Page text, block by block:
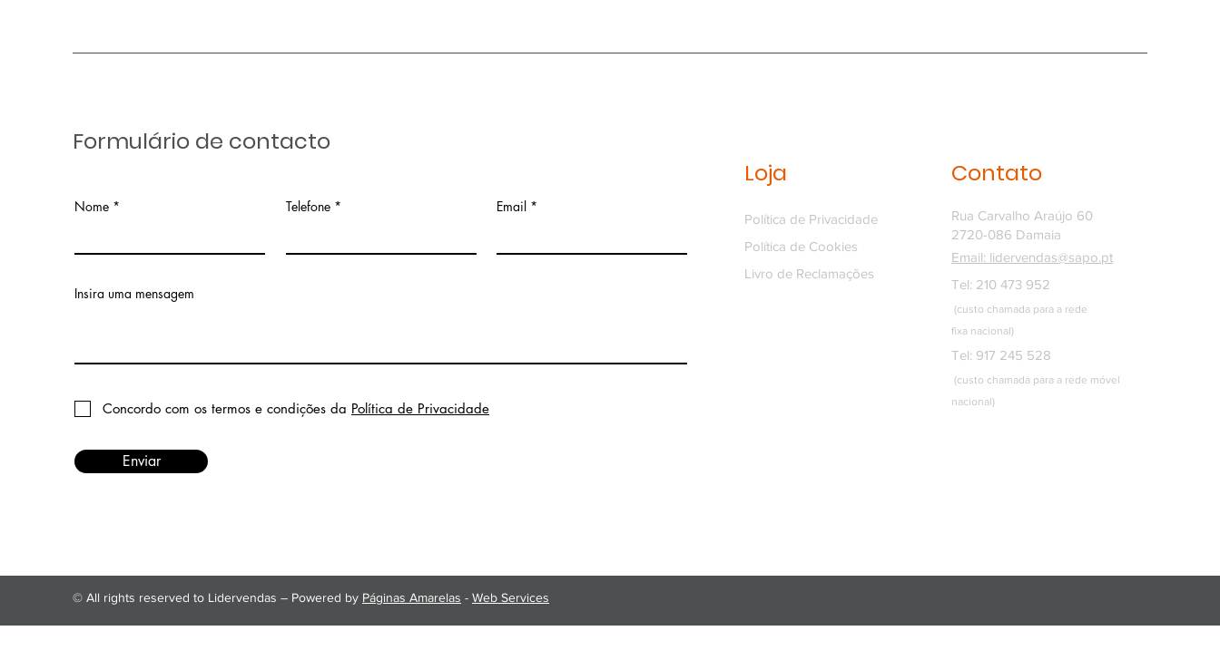
Formulário de contacto
Nome Telefone Email
Insira uma mensagem
Concordo com os termos e condições da Política de Privacidade
Enviar
Loja
Política de Privacidade
Política de Cookies
Livro de Reclamações
Contato
Rua Carvalho Araújo 60
2720-086 Damaia
Email: lidervendas@sapo.pt
Tel: 210 473 952
(custo chamada para a rede
fixa nacional)
Tel: 917 245 528
(custo chamada para a rede móvel
nacional)
© All rights reserved to Lidervendas – Powered by Páginas Amarelas - Web Services